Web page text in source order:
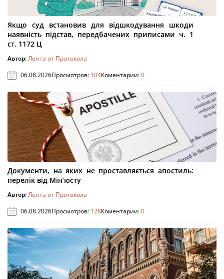
Якщо суд встановив для відшкодування шкоди
наявність підстав, передбачених приписами ч. 1
ст. 1172 Ц
Автор:Лента от Протокола
06.08.2026Просмотров: 104Коментарии:0
Документи, на яких не проставляється апостиль:
перелік від Мін’юсту
Автор:Лента от Протокола
06.08.2026Просмотров: 128Коментарии:0